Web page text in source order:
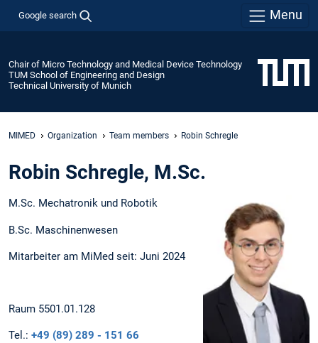
Google search Menu
Chair of Micro Technology and Medical Device Technology
TUM School of Engineering and Design
Technical University of Munich
MIMED Organization Team members Robin Schregle
Robin Schregle, M.Sc.
M.Sc. Mechatronik und Robotik
B.Sc. Maschinenwesen
Mitarbeiter am MiMed seit: Juni 2024
Raum 5501.01.128
Tel.: +49 (89) 289 - 151 66